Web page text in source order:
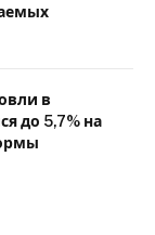
в
до 5,7% на